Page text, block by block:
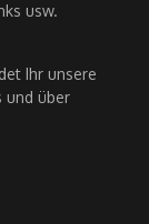
usw.
Ihr unsere
und über